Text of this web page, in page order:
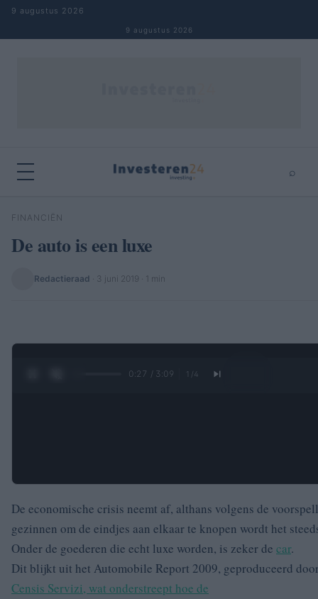
Naar inhoud springen
9 augustus 2026
9 augustus 2026
⌕
Zoeken
FINANCIËN
De auto is een luxe
Redactieraad 3 juni 2019 · 1 min
0:29 / 3:09 1 /4
De economische crisis neemt af, althans volgens de
gezinnen om de eindjes aan elkaar te knopen wordt het
Onder de goederen die echt luxe worden, is zeker de car.
Dit blijkt uit het Automobile Report 2009, geproduceerd
Censis Servizi, wat onderstreept hoe de